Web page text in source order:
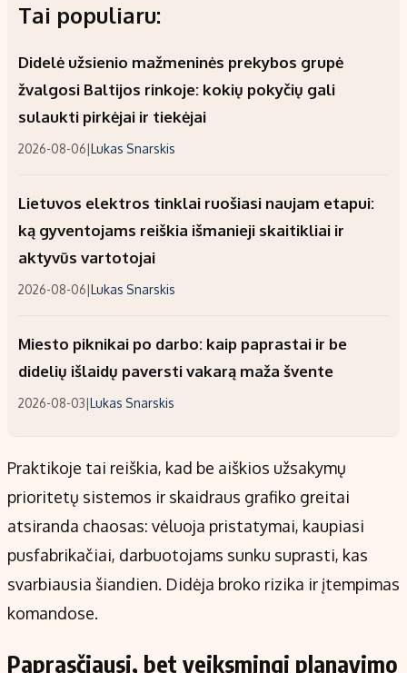
Tai populiaru:
Didelė užsienio mažmeninės prekybos grupė
žvalgosi Baltijos rinkoje: kokių pokyčių gali
sulaukti pirkėjai ir tiekėjai
2026-08-06|Lukas Snarskis
Lietuvos elektros tinklai ruošiasi naujam etapui:
ką gyventojams reiškia išmanieji skaitikliai ir
aktyvūs vartotojai
2026-08-06|Lukas Snarskis
Miesto piknikai po darbo: kaip paprastai ir be
didelių išlaidų paversti vakarą maža švente
2026-08-03|Lukas Snarskis
Praktikoje tai reiškia, kad be aiškios užsakymų
prioritetų sistemos ir skaidraus grafiko greitai
atsiranda chaosas: vėluoja pristatymai, kaupiasi
pusfabrikačiai, darbuotojams sunku suprasti, kas
svarbiausia šiandien. Didėja broko rizika ir įtempimas
komandose.
Paprasčiausi, bet veiksmingi planavimo